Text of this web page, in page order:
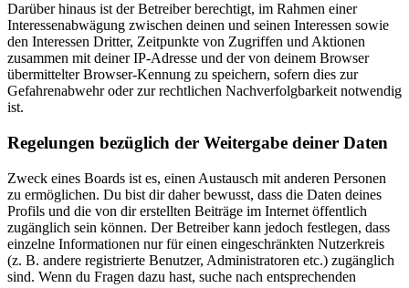
Darüber hinaus ist der Betreiber berechtigt, im Rahmen einer
Interessenabwägung zwischen deinen und seinen Interessen sowie
den Interessen Dritter, Zeitpunkte von Zugriffen und Aktionen
zusammen mit deiner IP-Adresse und der von deinem Browser
übermittelter Browser-Kennung zu speichern, sofern dies zur
Gefahrenabwehr oder zur rechtlichen Nachverfolgbarkeit notwendig
ist.
Regelungen bezüglich der Weitergabe deiner Daten
Zweck eines Boards ist es, einen Austausch mit anderen Personen
zu ermöglichen. Du bist dir daher bewusst, dass die Daten deines
Profils und die von dir erstellten Beiträge im Internet öffentlich
zugänglich sein können. Der Betreiber kann jedoch festlegen, dass
einzelne Informationen nur für einen eingeschränkten Nutzerkreis
(z. B. andere registrierte Benutzer, Administratoren etc.) zugänglich
sind. Wenn du Fragen dazu hast, suche nach entsprechenden